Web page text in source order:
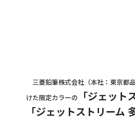
三菱鉛筆株式会社（本社：東京都
けた限定カラーの
「ジェッ
「ジェットストリーム